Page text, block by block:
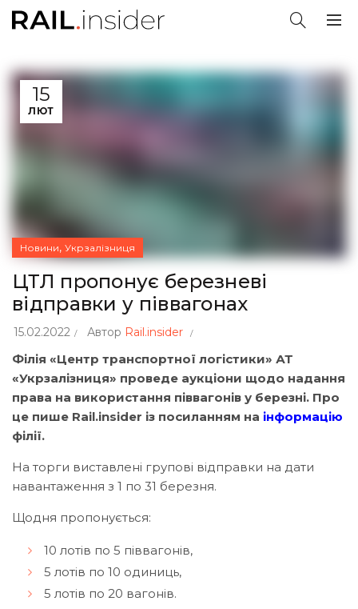
15
ЛЮТ
Новини, Укрзалізниця
ЦТЛ пропонує березневі
відправки у піввагонах
15.02.2022 Автор Rail.insider
Філія «Центр транспортної логістики» АТ
«Укрзалізниця» проведе аукціони щодо надання
права на використання піввагонів у березні. Про
це пише Rail.insider із посиланням на інформацію
філії.
На торги виставлені групові відправки на дати
навантаження з 1 по 31 березня.
Щодня пропонується:
10 лотів по 5 піввагонів,
5 лотів по 10 одиниць,
5 лотів по 20 вагонів.